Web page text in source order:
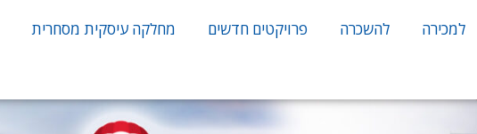
למכירה להשכרה פרויקטים חדשים מחלקה עיסקית מסחרית